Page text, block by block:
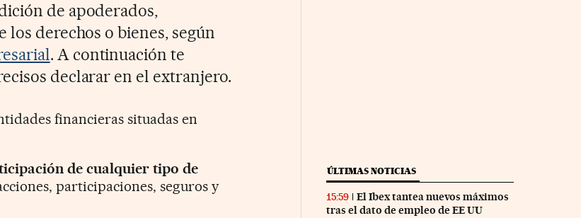
de apoderados,
derechos o bienes, según
. A continuación te
declarar en el extranjero.
financieras situadas en
de cualquier tipo de
participaciones, seguros y
ÚLTIMAS NOTICIAS
15:59
El Ibex tantea nuevos máximos
tras el dato de empleo de EE UU